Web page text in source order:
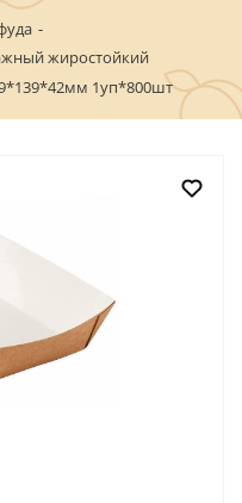
-
жиростойкий
1уп*800шт